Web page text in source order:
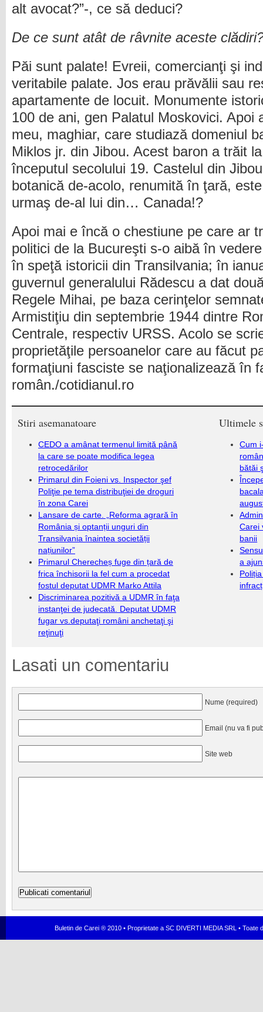
alt avocat?”-, ce să deduci?
De ce sunt atât de râvnite aceste
Păi sunt palate! Evreii, comercianţi şi
veritabile palate. Jos erau prăvălii sau
apartamente de locuit. Monumente
100 de ani, gen Palatul Moskovici. Apoi
meu, maghiar, care studiază domeniul
Miklos jr. din Jibou. Acest baron a trăit
începutul secolului 19. Castelul din
botanică de-acolo, renumită în ţară,
urmaş de-al lui din… Canada!?
Apoi mai e încă o chestiune pe care ar
politici de la Bucureşti s-o aibă în
în speţă istoricii din Transilvania; în
guvernul generalului Rădescu a dat
Regele Mihai, pe baza cerinţelor
Armistiţiu din septembrie 1944 dintre
Centrale, respectiv URSS. Acolo se
proprietăţile persoanelor care au făcut
formaţiuni fasciste se naţionalizează în
român./cotidianul.ro
Stiri asemanatoare
CEDO a amânat termenul limită până
la care se poate modifica legea
retrocedărilor
Primarul din Foieni vs. Inspector şef
Poliţie pe tema distribuţiei de droguri
în zona Carei
Lansare de carte. „Reforma agrară în
România și optanții unguri din
Transilvania înaintea societății
națiunilor”
Primarul Cherecheș fuge din țară de
frica închisorii la fel cum a procedat
fostul deputat UDMR Marko Attila
Discriminarea pozitivă a UDMR în faţa
instanţei de judecată. Deputat UDMR
fugar vs.deputaţi români anchetaţi şi
reţinuţi
Ultimele
Cum
bătăi
Carei
banii
a
Lasati un comentariu
Nume (required)
Email (nu va fi
Site web
Buletin de Carei ® 2010 • Proprietate a SC DIVERTI MEDIA SRL •